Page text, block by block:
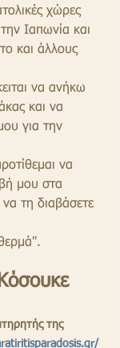
χώρες
Ιαπωνία και
και άλλους
να ανήκω
και να
για την
να
μου στα
τη διαβάσετε
της